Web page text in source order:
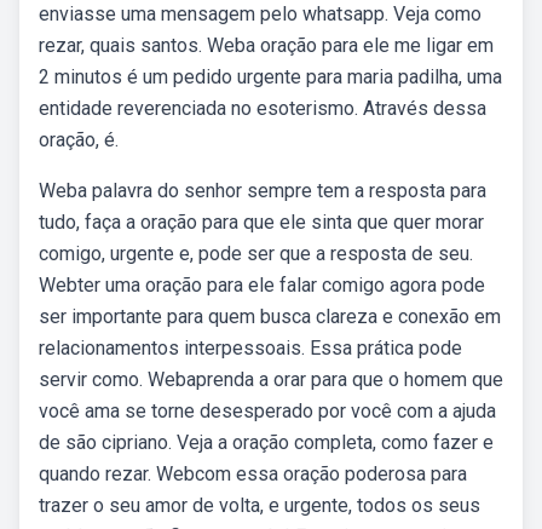
enviasse uma mensagem pelo whatsapp. Veja como
rezar, quais santos. Weba oração para ele me ligar em
2 minutos é um pedido urgente para maria padilha, uma
entidade reverenciada no esoterismo. Através dessa
oração, é.
Weba palavra do senhor sempre tem a resposta para
tudo, faça a oração para que ele sinta que quer morar
comigo, urgente e, pode ser que a resposta de seu.
Webter uma oração para ele falar comigo agora pode
ser importante para quem busca clareza e conexão em
relacionamentos interpessoais. Essa prática pode
servir como. Webaprenda a orar para que o homem que
você ama se torne desesperado por você com a ajuda
de são cipriano. Veja a oração completa, como fazer e
quando rezar. Webcom essa oração poderosa para
trazer o seu amor de volta, e urgente, todos os seus